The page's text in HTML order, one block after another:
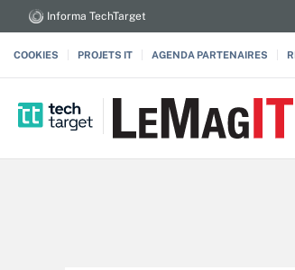
Informa TechTarget
COOKIES PROJETS IT AGENDA PARTENAIRES